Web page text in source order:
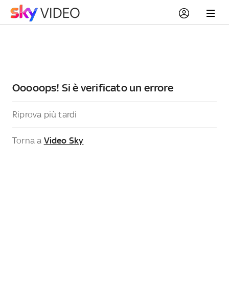
Ooooops! Si è verificato un errore
Riprova più tardi
Torna a Video Sky